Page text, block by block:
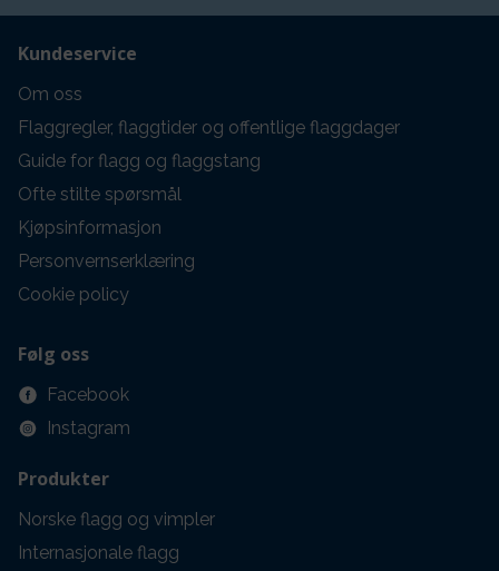
Kundeservice
Om oss
Flaggregler, flaggtider og offentlige flaggdager
Guide for flagg og flaggstang
Ofte stilte spørsmål
Kjøpsinformasjon
Personvernserklæring
Cookie policy
Følg oss
Facebook
Instagram
Produkter
Norske flagg og vimpler
Internasjonale flagg